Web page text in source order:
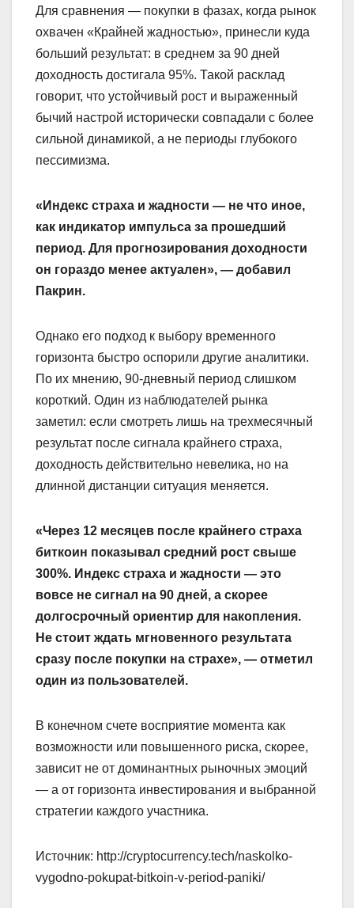
Для сравнения — покупки в фазах, когда рынок
охвачен «Крайней жадностью», принесли куда
больший результат: в среднем за 90 дней
доходность достигала 95%. Такой расклад
говорит, что устойчивый рост и выраженный
бычий настрой исторически совпадали с более
сильной динамикой, а не периоды глубокого
пессимизма.
«Индекс страха и жадности — не что иное,
как индикатор импульса за прошедший
период. Для прогнозирования доходности
он гораздо менее актуален», — добавил
Пакрин.
Однако его подход к выбору временного
горизонта быстро оспорили другие аналитики.
По их мнению, 90-дневный период слишком
короткий. Один из наблюдателей рынка
заметил: если смотреть лишь на трехмесячный
результат после сигнала крайнего страха,
доходность действительно невелика, но на
длинной дистанции ситуация меняется.
«Через 12 месяцев после крайнего страха
биткоин показывал средний рост свыше
300%. Индекс страха и жадности — это
вовсе не сигнал на 90 дней, а скорее
долгосрочный ориентир для накопления.
Не стоит ждать мгновенного результата
сразу после покупки на страхе», — отметил
один из пользователей.
В конечном счете восприятие момента как
возможности или повышенного риска, скорее,
зависит не от доминантных рыночных эмоций
— а от горизонта инвестирования и выбранной
стратегии каждого участника.
Источник: http://cryptocurrency.tech/naskolko-
vygodno-pokupat-bitkoin-v-period-paniki/